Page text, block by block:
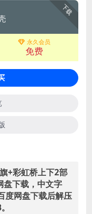
下载
永久会员
免费
+彩虹桥上下2部
下载，中文字
度网盘下载后解压